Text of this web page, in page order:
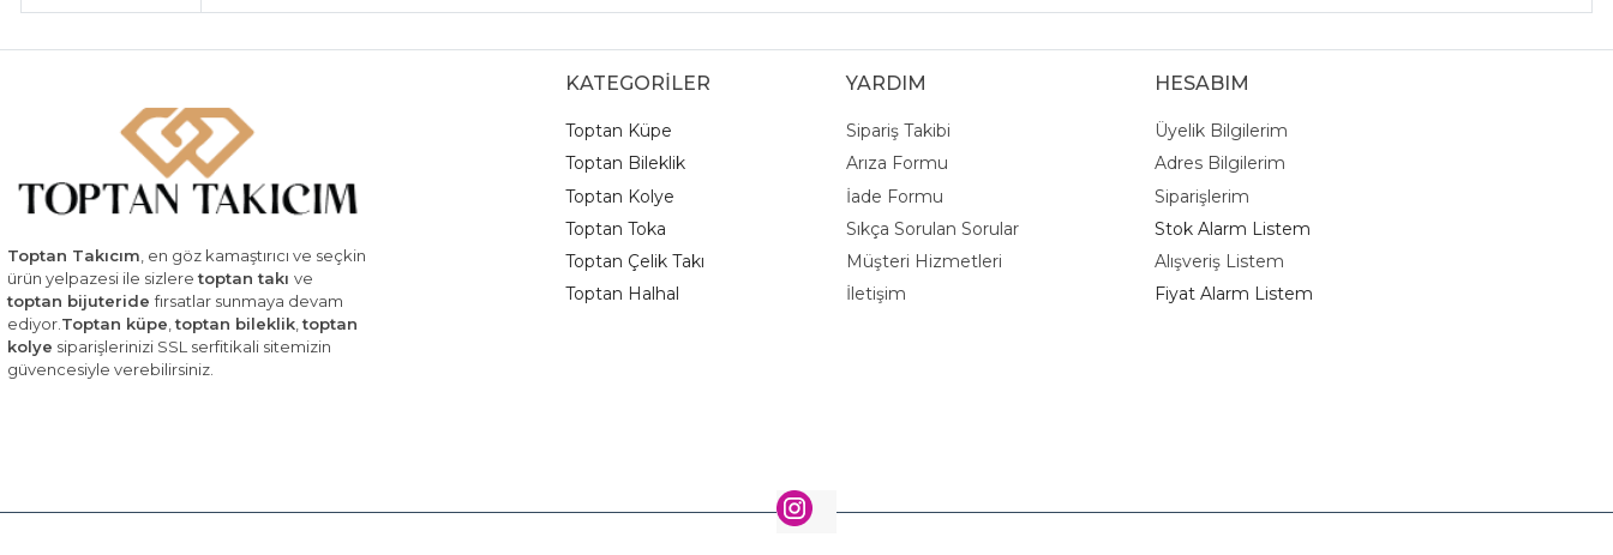
Toptan Takıcım, en göz kamaştırıcı ve seçkin
ürün yelpazesi ile sizleretoptan takı ve
toptan bijuteridefırsatlar sunmaya devam
ediyor.Toptan küpe,toptan bileklik,toptan
kolye siparişlerinizi SSL serfitikali sitemizin
güvencesiyle verebilirsiniz.
KATEGORİLER
Toptan Küpe
Toptan Bileklik
Toptan Kolye
Toptan Toka
Toptan Çelik Takı
Toptan Halhal
YARDIM
Sipariş Takibi
Arıza Formu
İade Formu
Sıkça Sorulan Sorular
Müşteri Hizmetleri
İletişim
HESABIM
Üyelik Bilgilerim
Adres Bilgilerim
Siparişlerim
Stok Alarm Listem
Alışveriş Listem
Fiyat Alarm Listem